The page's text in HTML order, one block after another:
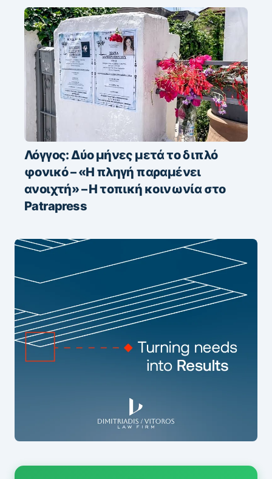
Λόγγος: Δύο μήνες μετά το διπλό
φονικό – «H πληγή παραμένει
ανοιχτή» – Η τοπική κοινωνία στο
Patrapress